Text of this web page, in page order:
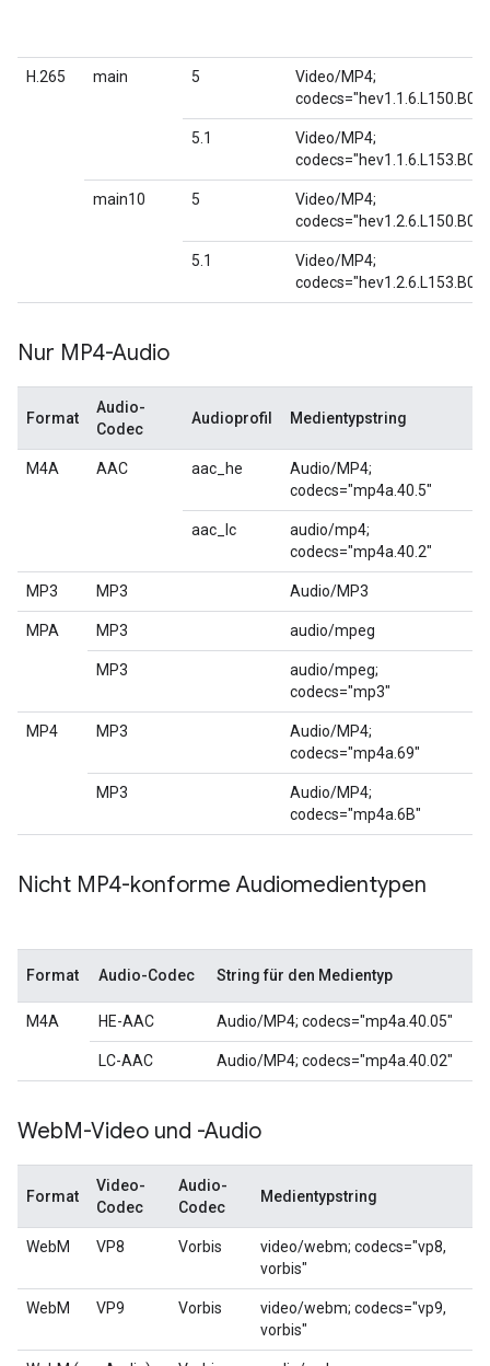
H.265 main 5
Video/MP4;
codecs="hev1.1.6.L150.B0"
5.1
Video/MP4;
codecs="hev1.1.6.L153.B0"
main10 5
Video/MP4;
codecs="hev1.2.6.L150.B0"
5.1
Video/MP4;
codecs="hev1.2.6.L153.B0"
Nur MP4-Audio
Format
Audio-
Codec
Audioprofil Medientypstring
M4A AAC aac_he
Audio/MP4;
codecs="mp4a.40.5"
aac_lc
audio/mp4;
codecs="mp4a.40.2"
MP3 MP3 Audio/MP3
MPA MP3 audio/mpeg
MP3
audio/mpeg;
codecs="mp3"
MP4 MP3
Audio/MP4;
codecs="mp4a.69"
MP3
Audio/MP4;
codecs="mp4a.6B"
Nicht MP4-konforme Audiomedientypen
Format Audio-Codec String für den Medientyp
M4A HE-AAC Audio/MP4; codecs="mp4a.40.05"
LC-AAC Audio/MP4; codecs="mp4a.40.02"
WebM-Video und -Audio
Format
Video-
Codec
Audio-
Codec
Medientypstring
WebM VP8 Vorbis
video/webm; codecs="vp8,
vorbis"
WebM VP9 Vorbis
video/webm; codecs="vp9,
vorbis"